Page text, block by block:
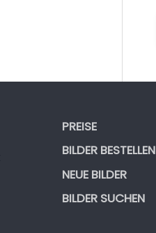
PREISE
BILDER BESTELLEN
NEUE BILDER
BILDER SUCHEN